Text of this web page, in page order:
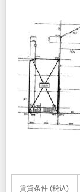
賃貸条件 (税込)